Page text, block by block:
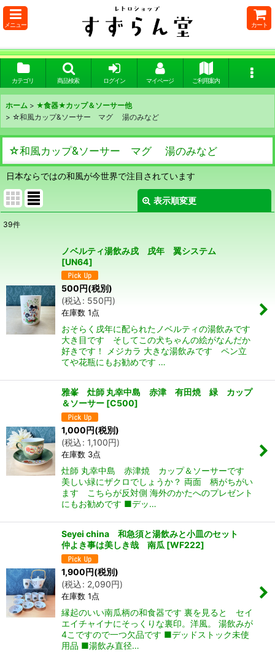
メニュー カート
カテゴリ 商品検索 ログイン マイページ ご利用案内
ホーム > ★食器★カップ＆ソーサー他
> ☆和風カップ&ソーサー マグ 湯のみなど
☆和風カップ&ソーサー マグ 湯のみなど
日本ならではの和風が今世界で注目されています
表示順変更
並び順:
絞り込む
39件
ノベルティ湯飲み戌 戌年 翼システム
[UN64]
500 円(税別)
(税込: 550円)
在庫数 1点
おそらく戌年に配られたノベルティの湯飲みです
大き目です そしてこの犬ちゃんの絵がなんだか
好きです！ メジカラ 大きな湯飲みです ペン立
てや花瓶にもお勧めです …
雅峯 灶師 丸幸中島 赤津 有田焼 緑 カップ
＆ソーサー [C500]
1,000円(税別)
(税込: 1,100円)
在庫数 3点
灶師 丸幸中島 赤津焼 カップ＆ソーサーです
美しい緑にザクロでしょうか？ 両面 柄がちがい
ます こちらが反対側 海外のかたへのプレゼント
にもお勧めです ■デッ…
Seyei china 和急須と湯飲みと小皿のセット
仲よき事は美しき哉 南瓜 [WF222]
1,900円(税別)
(税込: 2,090円)
在庫数 1点
縁起のいい南瓜柄の和食器です 裏を見ると セイ
エイチャイナにそっくりな裏印。洋風。 湯飲みが
4こですので一つ欠品です ■デッドストック未使
用品 ■湯飲み直径…